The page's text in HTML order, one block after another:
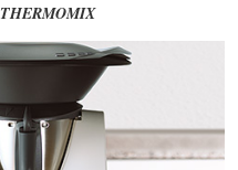
THERMOMIX